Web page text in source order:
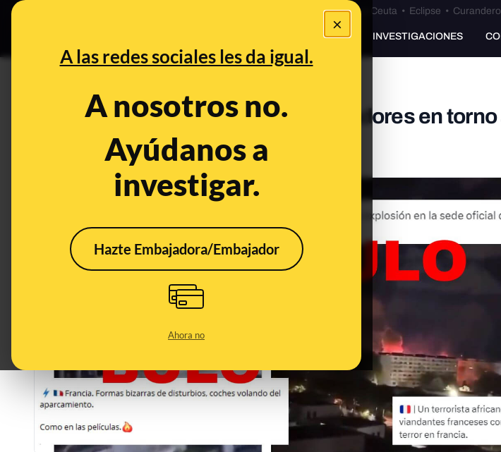
×
A las redes sociales les da igual.
A nosotros no.
Ayúdanos a
investigar.
Hazte Embajadora/Embajador
Ahora no
Especial Ceuta•Bulos Ceuta • Eclipse •
PREBUNKING INVESTIGACIONES
Las narrativas y trucos desinformadores en
Francia por la muerte de Nahel
Jul 7, 2023, 5:46:38 PM